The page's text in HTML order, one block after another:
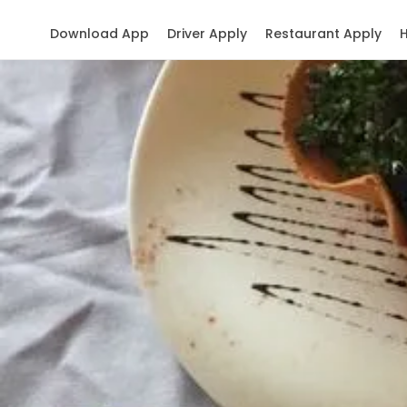
Restaurant Apply
Driver Apply
Download App